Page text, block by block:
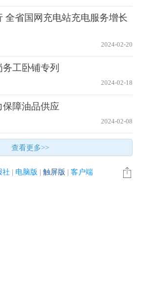
全省国网充电站充电服务增长
2024-02-20
工卧铺专列
2024-02-18
障油品供应
2024-02-08
查看更多>>
社 | 电脑版 | 触屏版 | 客户端